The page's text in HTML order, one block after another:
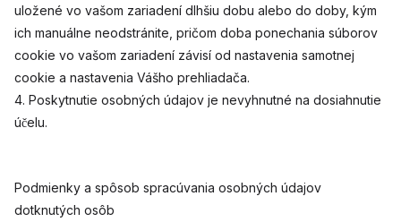
uložené vo vašom zariadení dlhšiu dobu alebo do doby, kým
ich manuálne neodstránite, pričom doba ponechania súborov
cookie vo vašom zariadení závisí od nastavenia samotnej
cookie a nastavenia Vášho prehliadača.
4. Poskytnutie osobných údajov je nevyhnutné na dosiahnutie
účelu.
Podmienky a spôsob spracúvania osobných údajov
dotknutých osôb